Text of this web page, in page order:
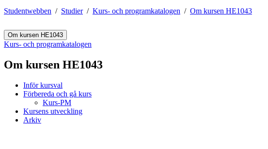
Studentwebben Studier Kurs- och programkatalogen Om kursen HE1043
Om kursen HE1043
Kurs- och programkatalogen
Om kursen HE1043
Inför kursval
Förbereda och gå kurs
Kurs-PM
Kursens utveckling
Arkiv